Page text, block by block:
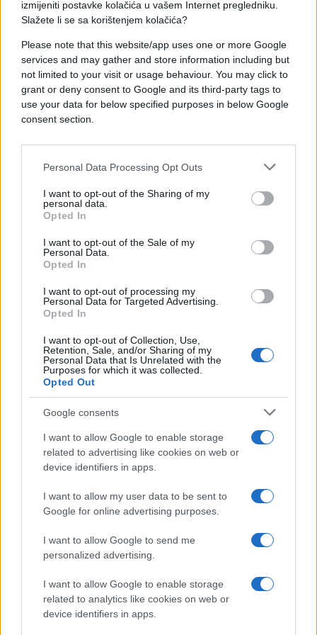
izmijeniti postavke kolačića u vašem Internet pregledniku.
Slažete li se sa korištenjem kolačića?
Please note that this website/app uses one or more Google
services and may gather and store information including but
not limited to your visit or usage behaviour. You may click to
grant or deny consent to Google and its third-party tags to
use your data for below specified purposes in below Google
consent section.
Personal Data Processing Opt Outs
I want to opt-out of the Sharing of my
personal data.
Opted In
I want to opt-out of the Sale of my
Personal Data.
Opted In
I want to opt-out of processing my
Personal Data for Targeted Advertising.
Opted In
I want to opt-out of Collection, Use,
Retention, Sale, and/or Sharing of my
Personal Data that Is Unrelated with the
Purposes for which it was collected.
Opted Out
Google consents
I want to allow Google to enable storage
related to advertising like cookies on web or
device identifiers in apps.
I want to allow my user data to be sent to
Google for online advertising purposes.
I want to allow Google to send me
personalized advertising.
I want to allow Google to enable storage
related to analytics like cookies on web or
device identifiers in apps.
#teheran #Washington
#pregovori